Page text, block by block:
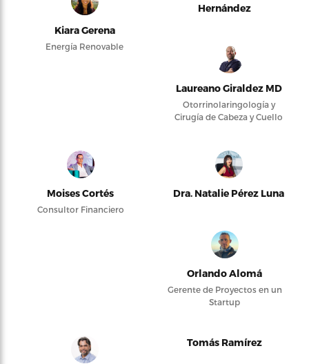
Kiara Gerena
Energía Renovable
Hernández
Laureano Giraldez MD
Otorrinolaringología y
Cirugía de Cabeza y Cuello
Moises Cortés
Consultor Financiero
Dra. Natalie Pérez Luna
Orlando Alomá
Gerente de Proyectos en un
Startup
Tomás Ramírez